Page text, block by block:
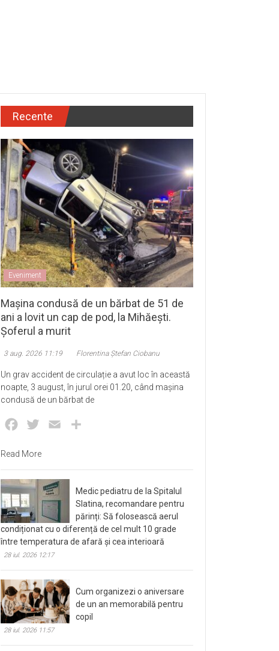
Recente
Eveniment
Mașina condusă de un bărbat de 51 de
ani a lovit un cap de pod, la Mihăești.
Șoferul a murit
3 aug. 2026 11:19 Florentina Ștefan Ciobanu
Un grav accident de circulație a avut loc în această
noapte, 3 august, în jurul orei 01.20, când mașina
condusă de un bărbat de
Facebook
Twitter Email
Read More
Medic pediatru de la Spitalul
Slatina, recomandare pentru
părinți: Să folosească aerul
condiționat cu o diferență de cel mult 10 grade
între temperatura de afară și cea interioară
28 iul. 2026 12:17
Cum organizezi o aniversare
de un an memorabilă pentru
copil
28 iul. 2026 11:57